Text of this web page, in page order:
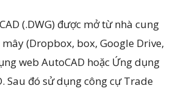
(.DWG) được mở từ nhà cung
(Dropbox, box, Google Drive,
web AutoCAD hoặc Ứng dụng
Sau đó sử dụng công cự Trade